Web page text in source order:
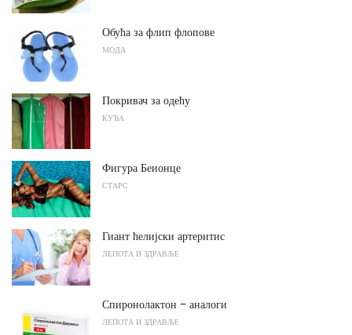
Обућа за флип флопове
МОДА
Покривач за одећу
КУЋА
Фигура Беионце
СТАРС
Гиант ћелијски артеритис
ЛЕПОТА И ЗДРАВЉЕ
Спиронолактон - аналоги
ЛЕПОТА И ЗДРАВЉЕ